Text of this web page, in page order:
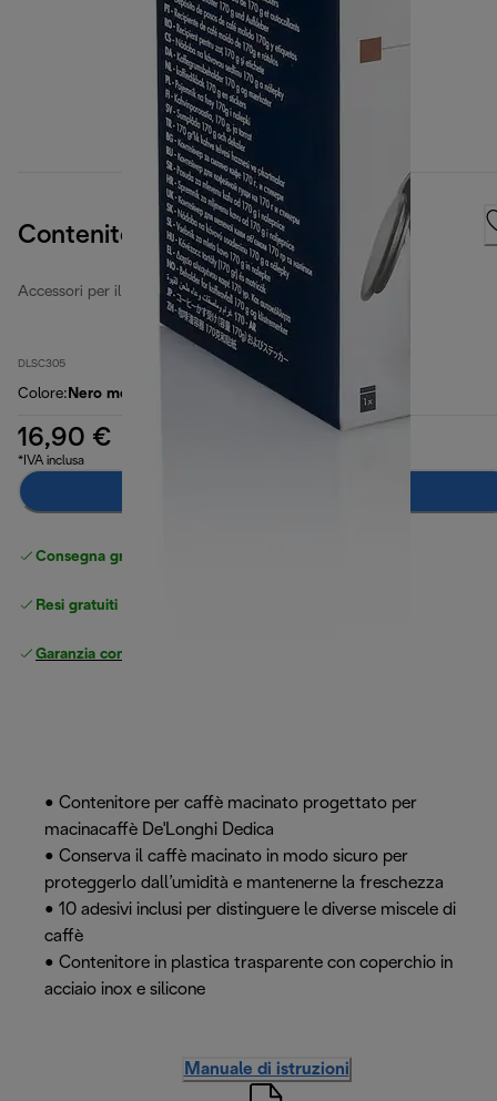
Contenitore per caffè macinato
Accessori per il caffè
DLSC305
Colore: Nero metallo
16,90 €
*IVA inclusa
Consegna gratuita standard
Resi gratuiti
Garanzia completa
• Contenitore per caffè macinato progettato per
macinacaffè De'Longhi Dedica
• Conserva il caffè macinato in modo sicuro per
proteggerlo dall’umidità e mantenerne la freschezza
• 10 adesivi inclusi per distinguere le diverse miscele di
caffè
• Contenitore in plastica trasparente con coperchio in
acciaio inox e silicone
Manuale di istruzioni